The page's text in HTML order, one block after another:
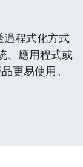
過程式化方式
、應用程式或
更易使用。